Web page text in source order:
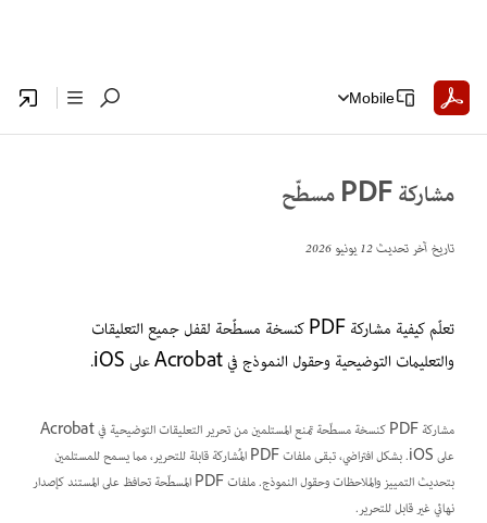
Mobile
مشاركة PDF مسطّح
تاريخ آخر تحديث12 يونيو 2026
تعلّم كيفية مشاركة PDF كنسخة مسطّحة لقفل جميع التعليقات
والتعليمات التوضيحية وحقول النموذج في Acrobat على iOS.
مشاركة PDF كنسخة مسطّحة تمنع المستلمين من تحرير التعليقات التوضيحية في Acrobat
على iOS. بشكل افتراضي، تبقى ملفات PDF المُشاركة قابلة للتحرير، مما يسمح للمستلمين
بتحديث التمييز والملاحظات وحقول النموذج. ملفات PDF المسطّحة تحافظ على المستند كإصدار
نهائي غير قابل للتحرير.